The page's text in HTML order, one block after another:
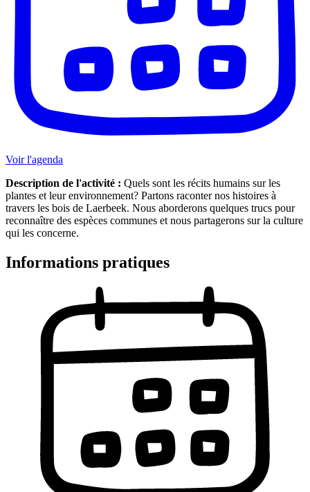
Voir l'agenda
Description de l'activité : Quels sont les récits humains sur les
plantes et leur environnement? Partons raconter nos histoires à
travers les bois de Laerbeek. Nous aborderons quelques trucs pour
reconnaître des espèces communes et nous partagerons sur la culture
qui les concerne.
Informations pratiques